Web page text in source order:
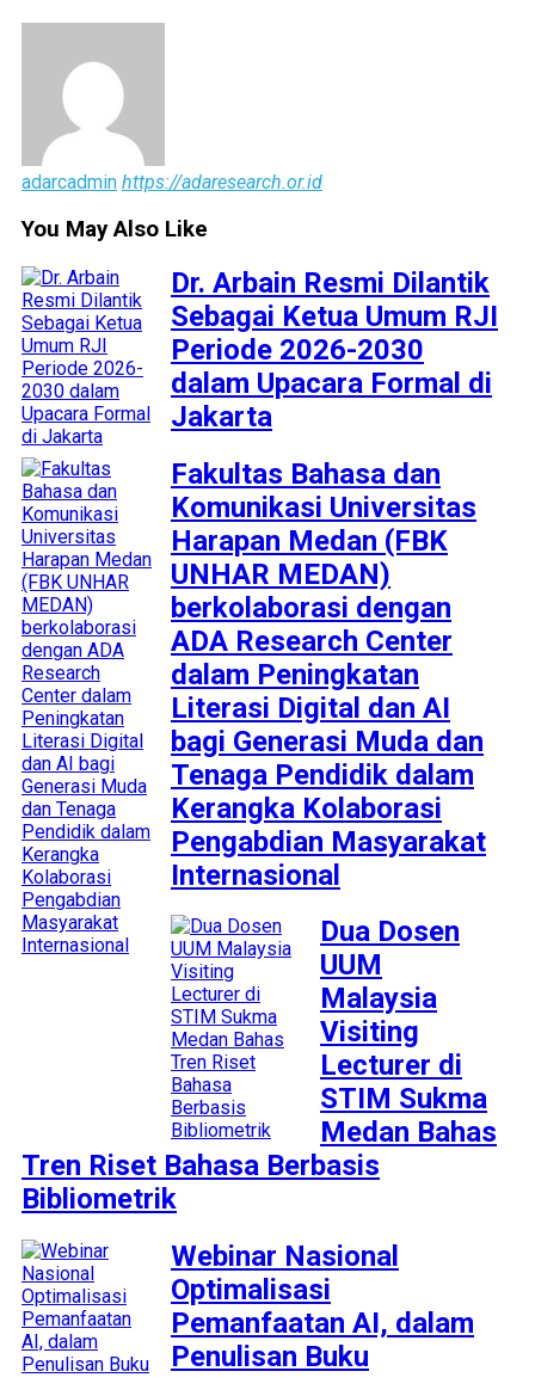
adarcadmin https://adaresearch.or.id
You May Also Like
Dr. Arbain Resmi Dilantik
Sebagai Ketua Umum RJI
Periode 2026-2030
dalam Upacara Formal di
Jakarta
Fakultas Bahasa dan
Komunikasi Universitas
Harapan Medan (FBK
UNHAR MEDAN)
berkolaborasi dengan
ADA Research Center
dalam Peningkatan
Literasi Digital dan AI
bagi Generasi Muda dan
Tenaga Pendidik dalam
Kerangka Kolaborasi
Pengabdian Masyarakat
Internasional
Dua Dosen
UUM
Malaysia
Visiting
Lecturer di
STIM Sukma
Medan Bahas
Tren Riset Bahasa Berbasis
Bibliometrik
Webinar Nasional
Optimalisasi
Pemanfaatan AI, dalam
Penulisan Buku